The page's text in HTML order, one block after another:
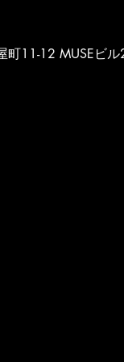
町11-12 MUSEビル